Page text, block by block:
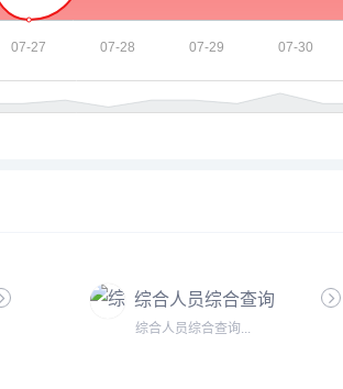
综合人员综合查询
综合人员综合查询...